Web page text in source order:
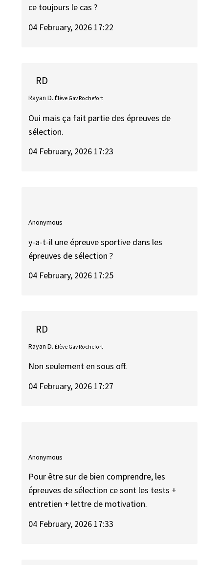
ce toujours le cas ?
04 February, 2026 17:22
RD
Rayan D. Élève Gav Rochefort
Oui mais ça fait partie des épreuves de
sélection.
04 February, 2026 17:23
Anonymous
y-a-t-il une épreuve sportive dans les
épreuves de sélection ?
04 February, 2026 17:25
RD
Rayan D. Élève Gav Rochefort
Non seulement en sous off.
04 February, 2026 17:27
Anonymous
Pour être sur de bien comprendre, les
épreuves de sélection ce sont les tests +
entretien + lettre de motivation.
04 February, 2026 17:33